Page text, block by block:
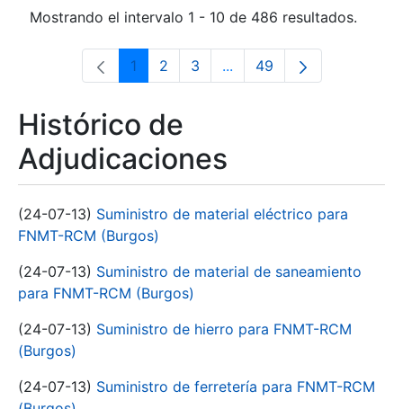
Mostrando el intervalo 1 - 10 de 486 resultados.
Página
1 Página
2 Página
3 ...Páginas intermedias Use
Página
49
Histórico de
Adjudicaciones
(24-07-13) Suministro de material eléctrico para
FNMT-RCM (Burgos)
(24-07-13) Suministro de material de saneamiento
para FNMT-RCM (Burgos)
(24-07-13) Suministro de hierro para FNMT-RCM
(Burgos)
(24-07-13) Suministro de ferretería para FNMT-RCM